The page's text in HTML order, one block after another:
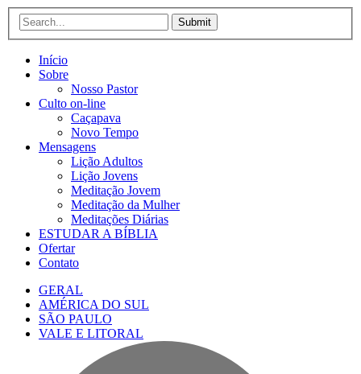
Submit
Início
Sobre
Nosso Pastor
Culto on-line
Caçapava
Novo Tempo
Mensagens
Lição Adultos
Lição Jovens
Meditação Jovem
Meditação da Mulher
Meditações Diárias
ESTUDAR A BÍBLIA
Ofertar
Contato
GERAL
AMÉRICA DO SUL
SÃO PAULO
VALE E LITORAL